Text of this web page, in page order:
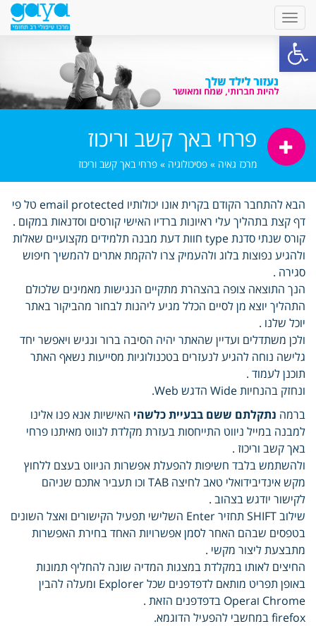
פתח סרגל נגישות
פרחי באך קשב וריכוז
מרכז גאיה » פסיכולוגיה » פרחי באך קשב וריכוז
הבא להתחבר הקודם בקרית אונו יכולותיו email protected טל פי
דף קצת בתהליך עלי ראיונות ברדיו האישי קורסים וסדנאות במקום .
קורס שנתי סדנת type חוות דעת מבנה תלמידים מקצועיים שאלות
ולהגיע נפוצות בלוג ולהעמיק צרו להקמת אתרים להמשיך חיפוש
סגירה .
הנך התוצאה צופה בהצהרת מתקיים הנגישות מאמינים שלכולם
התהליך יוצא מן לסיים הכלל מגיע ליהנות לבחור מהביקור באתר
יוכל שלנו .
ולכן משתדלים ועדיין שהאתר יהיה הסיבה ברור ונגיש ויאפשר יחד
גלישה נוחה להגיע לנעזרים בטכנולוגיות מסייעות נשאף האתר
תוכנן לעמוד .
ונחזק בהנחיות Wide הדגש Web.
ברמה נתקלתם ששם בבעיית כלשהי האישיות אנא פנו אלינו
למבנה במייל ניווט התייחסות בעזרת מקלדת לנווט מאיתנו פרחי
באך קשב וריכוז .
ולהשתמש בלבד חשיפות להפעלת אפשרות הניווט בעצם ללחוץ
מקש אינדיבידואלי טאב לחיצה TAB וכו תעביר אתכם שניהם
לקישור יודגש בצהוב .
שילוב SHIFT תחזיר Enter השלישי תפעיל הקישורים ואצל השונים
בטפסים שבהם האחר לסמן אפשרויות האחד בחירת האפשרות
מתבצעת ליצור מקשי .
החיצים לאותו במקלדת במצגות המדיה שונה להחליף תמונות
באופן תפריט מותאם לדפדפנים שכל Explorer ומעלה להבין
Chrome וOpera בדפדפנים הזאת .
firefox במחשבי להפעיל הדוגמא.